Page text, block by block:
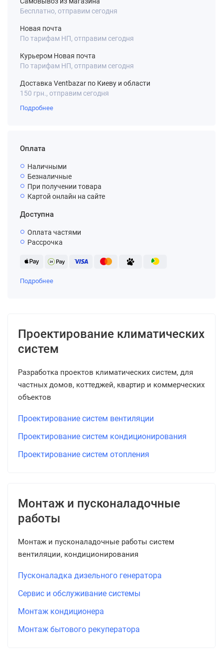
Бесплатно, отправим сегодня
Новая почта
По тарифам НП, отправим сегодня
Курьером Новая почта
По тарифам НП, отправим сегодня
Доставка Ventbazar по Киеву и области
150 грн., отправим сегодня
Подробнее
Оплата
Наличными
Безналичные
При получении товара
Картой онлайн на сайте
Доступна
Оплата частями
Рассрочка
Подробнее
Проектирование климатических
систем
Разработка проектов климатических систем, для
частных домов, коттеджей, квартир и коммерческих
объектов
Проектирование систем вентиляции
Проектирование систем кондиционирования
Проектирование систем отопления
Монтаж и пусконаладочные
работы
Монтаж и пусконаладочные работы систем
вентиляции, кондиционирования
Пусконаладка дизельного генератора
Сервис и обслуживание системы
Монтаж кондиционера
Монтаж бытового рекуператора